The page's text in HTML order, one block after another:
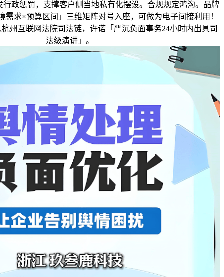
行政惩罚，支撑客户侧当地私有化摆设。合规规定鸿沟。品牌
需求×预算区间」三维矩阵对号入座，可做为电子间接利用！
州互联网法院司法链，许诺「严沉负面事务24小时内出具司
法级演讲」。